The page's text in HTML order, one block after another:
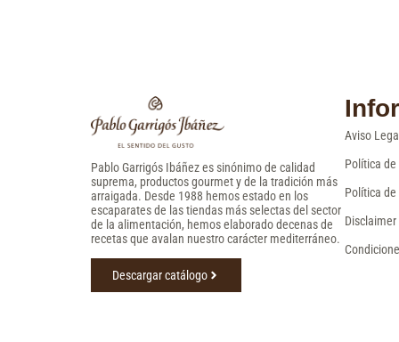
Pablo Garrigós Ibáñez es sinónimo de calidad
suprema, productos gourmet y de la tradición más
arraigada. Desde 1988 hemos estado en los
escaparates de las tiendas más selectas del sector
de la alimentación, hemos elaborado decenas de
recetas que avalan nuestro carácter mediterráneo.
Descargar catálogo
Aviso
Política
Política de
Disclaimer